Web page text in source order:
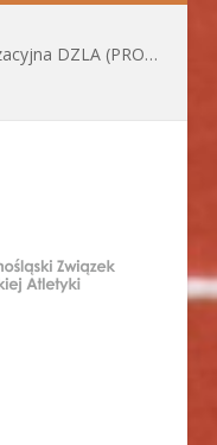
Konferencja szkoleniowo-organizacyjna DZLA (PROGRAM już do pobrania)